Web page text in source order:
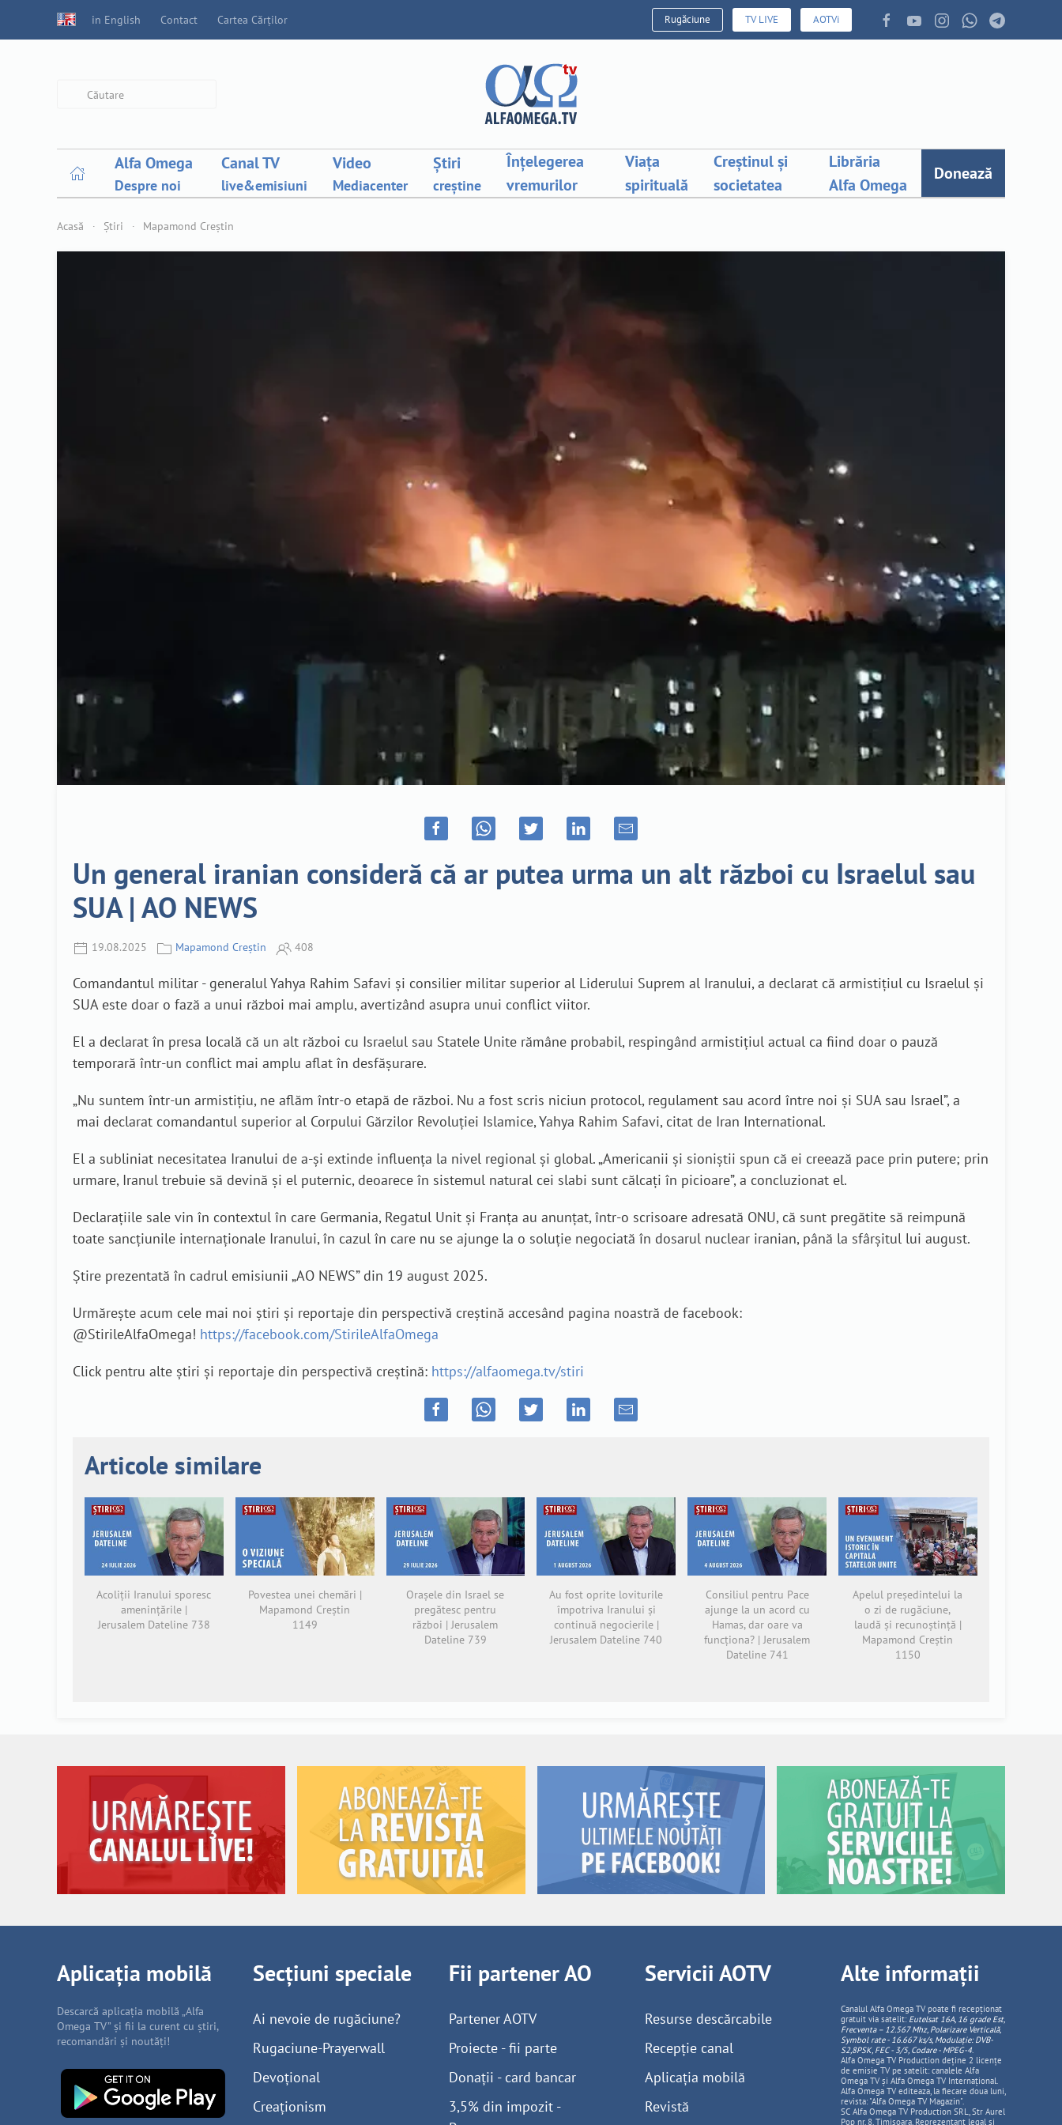
in English Contact Cartea Cărților Rugăciune TV LIVE AOTVi
Alfa Omega
Despre noi
Canal TV
live&emisiuni
Video
Mediacenter
Știri
creștine
Înțelegerea
vremurilor
Viața
spirituală
Creștinul și
societatea
Librăria
Alfa Omega
Donează
Acasă Știri Mapamond Creștin
Un general iranian consideră că ar putea urma un alt război cu Israelul sau
SUA | AO NEWS
19.08.2025 Mapamond Creștin 408
Comandantul militar - generalul Yahya Rahim Safavi și consilier militar superior al Liderului Suprem al Iranului, a declarat că armistițiul cu Israelul și
SUA este doar o fază a unui război mai amplu, avertizând asupra unui conflict viitor.
El a declarat în presa locală că un alt război cu Israelul sau Statele Unite rămâne probabil, respingând armistițiul actual ca fiind doar o pauză
temporară într-un conflict mai amplu aflat în desfășurare.
„Nu suntem într-un armistițiu, ne aflăm într-o etapă de război. Nu a fost scris niciun protocol, regulament sau acord între noi și SUA sau Israel”, a
mai declarat comandantul superior al Corpului Gărzilor Revoluției Islamice, Yahya Rahim Safavi, citat de Iran International.
El a subliniat necesitatea Iranului de a-și extinde influența la nivel regional și global. „Americanii și sioniștii spun că ei creează pace prin putere; prin
urmare, Iranul trebuie să devină și el puternic, deoarece în sistemul natural cei slabi sunt călcați în picioare”, a concluzionat el.
Declarațiile sale vin în contextul în care Germania, Regatul Unit şi Franţa au anunţat, într-o scrisoare adresată ONU, că sunt pregătite să reimpună
toate sancţiunile internaţionale Iranului, în cazul în care nu se ajunge la o soluţie negociată în dosarul nuclear iranian, până la sfârşitul lui august.
Știre prezentată în cadrul emisiunii „AO NEWS” din 19 august 2025.
Urmărește acum cele mai noi știri și reportaje din perspectivă creștină accesând pagina noastră de facebook:
@StirileAlfaOmega! https://facebook.com/StirileAlfaOmega
Click pentru alte știri și reportaje din perspectivă creștină: https://alfaomega.tv/stiri
Articole similare
Acoliții Iranului sporesc
amenințările |
Jerusalem Dateline 738
Povestea unei chemări |
Mapamond Creștin
1149
Orașele din Israel se
pregătesc pentru
război | Jerusalem
Dateline 739
Au fost oprite loviturile
împotriva Iranului și
continuă negocierile |
Jerusalem Dateline 740
Consiliul pentru Pace
ajunge la un acord cu
Hamas, dar oare va
funcționa? | Jerusalem
Dateline 741
Apelul președintelui la
o zi de rugăciune,
laudă și recunoștință |
Mapamond Creștin
1150
Aplicația mobilă
Descarcă aplicația mobilă „Alfa
Omega TV” și fii la curent cu știri,
recomandări și noutăți!
Secțiuni speciale
Ai nevoie de rugăciune?
Rugaciune-Prayerwall
Devoțional
Creaționism
Fii partener AO
Partener AOTV
Proiecte - fii parte
Donații - card bancar
3,5% din impozit -
Servicii AOTV
Resurse descărcabile
Recepție canal
Aplicația mobilă
Revistă
Alte informații
Canalul Alfa Omega TV poate fi recepționat
gratuit via satelit: Eutelsat 16A, 16 grade Est,
Frecventa – 12.567 Mhz, PolarizareVerticală,
Symbol rate - 16.667 ks/s, Modulație: DVB-
S2,8PSK, FEC - 3/5, Codare - MPEG-4.
Alfa Omega TV Production deține 2 licențe
de emisie TV pe satelit: canalele Alfa
Omega TV și Alfa Omega TV Internațional.
Alfa Omega TV editeaza, la fiecare doua luni,
revista: "Alfa Omega TV Magazin".
SC Alfa Omega TV Production SRL, Str Aurel
Pop nr. 8, Timisoara. Reprezentant legal și